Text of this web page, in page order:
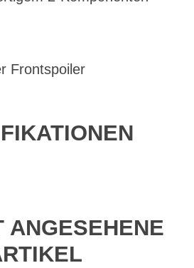
Frontspoiler
ANGESEHENE